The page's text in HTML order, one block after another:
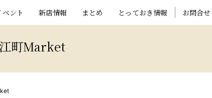
ベント 新店情報 まとめ とっておき情報 お問合せ
江町Market